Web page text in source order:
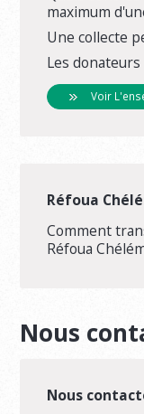
maximum
Une collecte
Les donateurs
Voir
Réfoua
Comment
Réfoua
Nous
Nous